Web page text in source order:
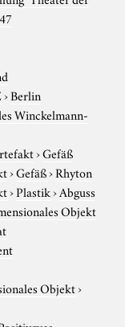
›Berlin
Winckelmann-
›Gefäß
›Gefäß›Rhyton
›Plastik›Abguss
Objekt
Objekt›